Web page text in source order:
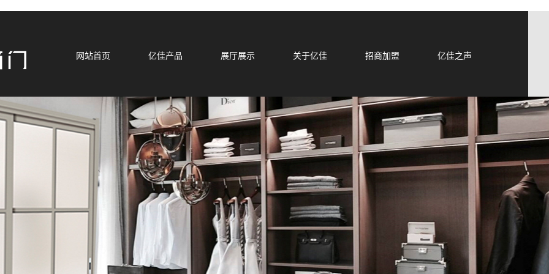
网站首页 亿佳产品 展厅展示 关于亿佳 招商加盟 亿佳之声
淘宝店铺